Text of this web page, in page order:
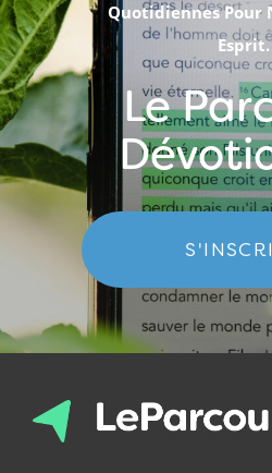
Quotidiennes Pour
Esprit.
Le